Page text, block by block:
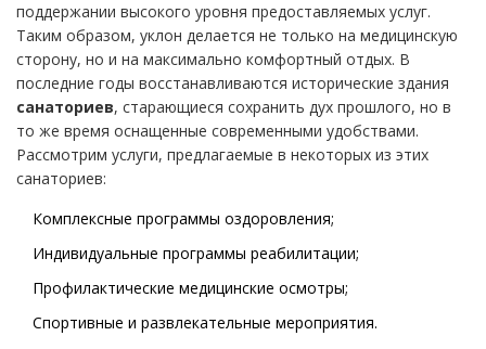
поддержании высокого уровня предоставляемых услуг.
Таким образом, уклон делается не только на медицинскую
сторону, но и на максимально комфортный отдых. В
последние годы восстанавливаются исторические здания
санаториев, старающиеся сохранить дух прошлого, но в
то же время оснащенные современными удобствами.
Рассмотрим услуги, предлагаемые в некоторых из этих
санаториев:
Комплексные программы оздоровления;
Индивидуальные программы реабилитации;
Профилактические медицинские осмотры;
Спортивные и развлекательные мероприятия.